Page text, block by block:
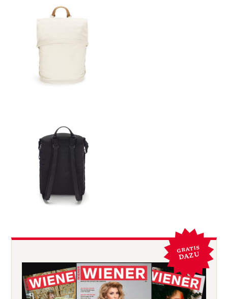
GRATIS
DAZU